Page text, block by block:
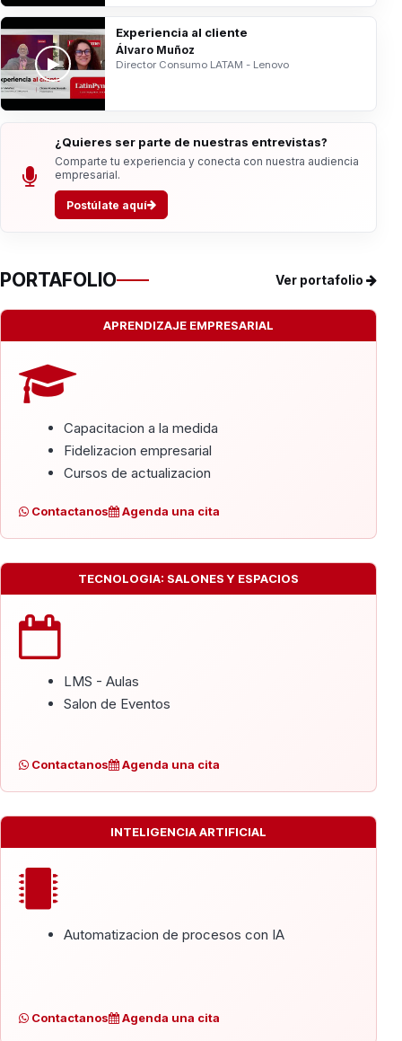
Experiencia al cliente
Álvaro Muñoz
Director Consumo LATAM - Lenovo
¿Quieres ser parte de nuestras entrevistas?
Comparte tu experiencia y conecta con nuestra audiencia
empresarial.
Postúlate aquí
PORTAFOLIO Ver portafolio
APRENDIZAJE EMPRESARIAL
Capacitacion a la medida
Fidelizacion empresarial
Cursos de actualizacion
Contactanos Agenda una cita
TECNOLOGIA: SALONES Y ESPACIOS
LMS - Aulas
Salon de Eventos
Contactanos Agenda una cita
INTELIGENCIA ARTIFICIAL
Automatizacion de procesos con IA
Contactanos Agenda una cita